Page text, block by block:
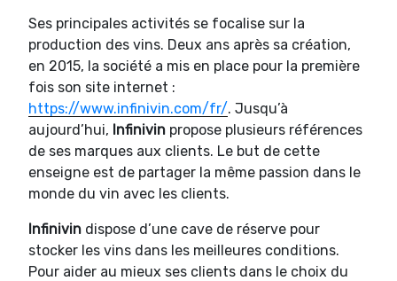
Ses principales activités se focalise sur la
production des vins. Deux ans après sa création,
en 2015, la société a mis en place pour la première
fois son site internet :
https://www.infinivin.com/fr/. Jusqu’à
aujourd’hui, Infinivin propose plusieurs références
de ses marques aux clients. Le but de cette
enseigne est de partager la même passion dans le
monde du vin avec les clients.
Infinivin dispose d’une cave de réserve pour
stocker les vins dans les meilleures conditions.
Pour aider au mieux ses clients dans le choix du